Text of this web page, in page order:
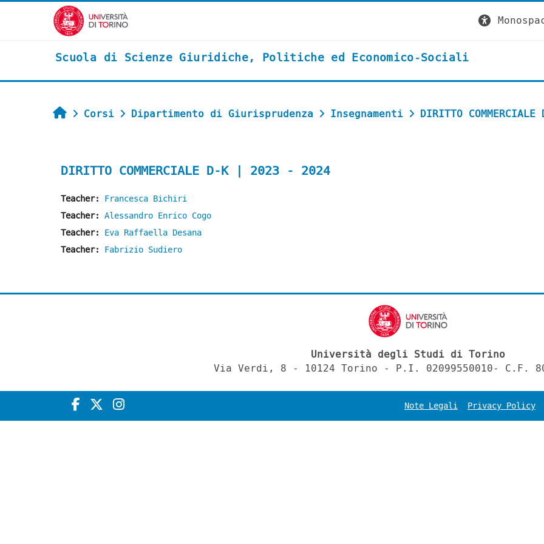
Vai al contenuto principale
Scuola di Scienze Giuridiche, Politiche ed Economico-Sociali
Home
Corsi Dipartimento di Giurisprudenza Insegnamenti DIRITTO
DIRITTO COMMERCIALE D-K | 2023 - 2024
Teacher: Francesca Bichiri
Teacher: Alessandro Enrico Cogo
Teacher: Eva Raffaella Desana
Teacher: Fabrizio Sudiero
Università degli Studi di Torino
Via Verdi, 8 - 10124 Torino - P.I. 02099550010- C.F.
Note Legali Privacy Policy